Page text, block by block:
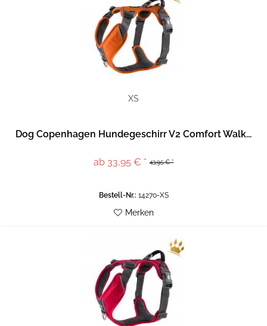
XS
Dog Copenhagen Hundegeschirr V2 Comfort Walk...
43,95 € *
ab 33,95 € *
Bestell-Nr.: 14270-XS
Merken